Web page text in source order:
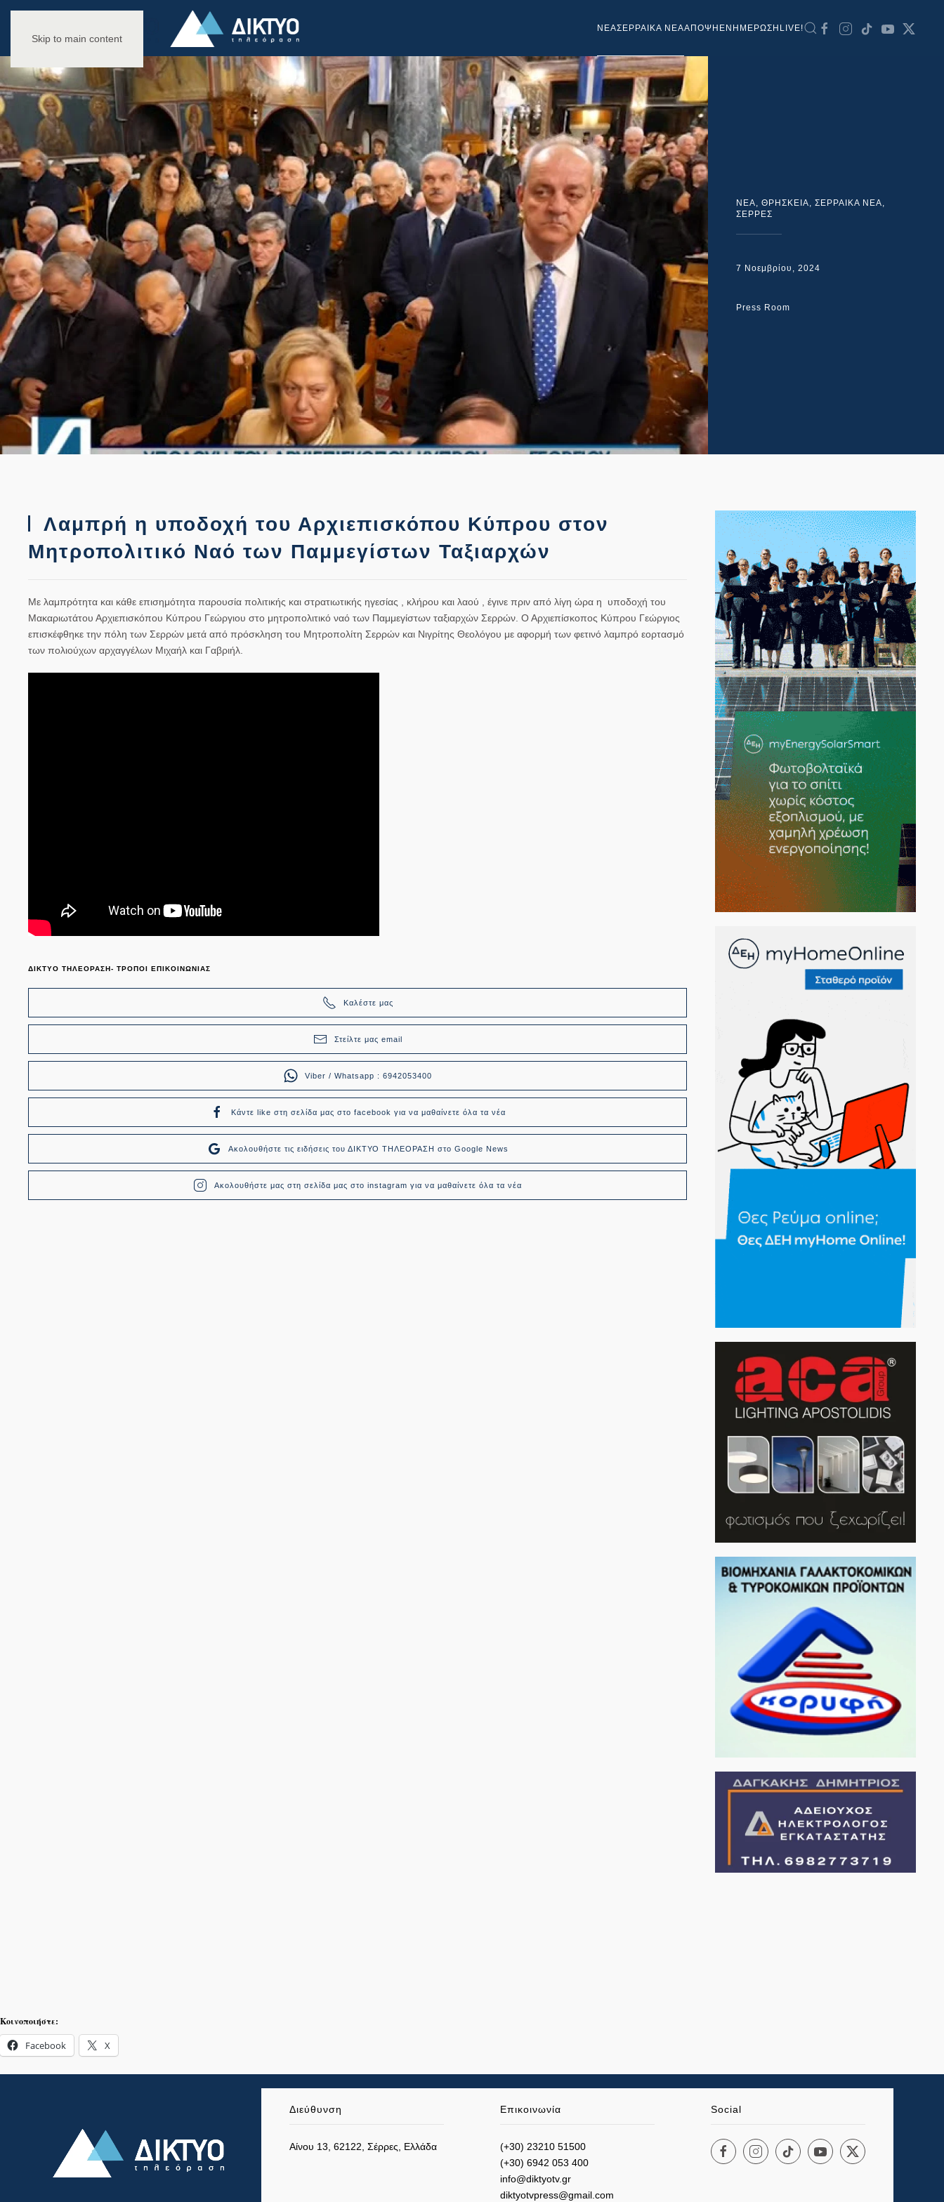
Skip to main content
NEAΣΕΡΡΑΙΚΑ ΝΕΑΑΠΟΨΗ ΕΝΗΜΕΡΩΣΗ LIVE!
NEA, ΘΡΗΣΚΕΙΑ, ΣΕΡΡΑΙΚΑ ΝΕΑ,
ΣΕΡΡΕΣ
7 Νοεμβρίου, 2024
Press Room
Λαμπρή η υποδοχή του Αρχιεπισκόπου Κύπρου στον
Μητροπολιτικό Ναό των Παμμεγίστων Ταξιαρχών
Με λαμπρότητα και κάθε επισημότητα παρουσία πολιτικής και στρατιωτικής ηγεσίας , κλήρου και λαού , έγινε πριν από λίγη ώρα η υποδοχή του
Μακαριωτάτου Αρχιεπισκόπου Κύπρου Γεώργιου στο μητροπολιτικό ναό των Παμμεγίστων ταξιαρχών Σερρών. Ο Αρχιεπίσκοπος Κύπρου Γεώργιος
επισκέφθηκε την πόλη των Σερρών μετά από πρόσκληση του Μητροπολίτη Σερρών και Νιγρίτης Θεολόγου με αφορμή των φετινό λαμπρό εορτασμό
των πολιούχων αρχαγγέλων Μιχαήλ και Γαβριήλ.
ΔΙΚΤΥΟ ΤΗΛΕΟΡΑΣΗ- ΤΡΟΠΟΙ ΕΠΙΚΟΙΝΩΝΙΑΣ
Καλέστε μας
Στείλτε μας email
Viber / Whatsapp : 6942053400
Κάντε like στη σελίδα μας στο facebook για να μαθαίνετε όλα τα νέα
Ακολουθήστε τις ειδήσεις του ΔΙΚΤΥΟ ΤΗΛΕΟΡΑΣΗ στο Google News
Ακολουθήστε μας στη σελίδα μας στο instagram για να μαθαίνετε όλα τα νέα
Κοινοποιήστε:
Facebook X
Διεύθυνση
Αίνου 13, 62122, Σέρρες, Ελλάδα
Επικοινωνία
(+30) 23210 51500
(+30) 6942 053 400
info@diktyotv.gr
diktyotvpress@gmail.com
Social